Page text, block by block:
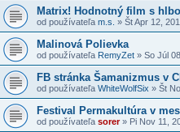
Matrix! Hodnotný film s
od používateľa m.s. » Št Apr 12,
Malinová Polievka
od používateľa RemyZet » So Júl
FB stránka Šamanizmus v
od používateľa WhiteWolfSix » Št
Festival Permakultúra v
od používateľa sorer» Pi Nov 11,